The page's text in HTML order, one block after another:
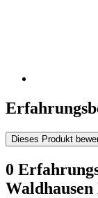
Dieses Produkt
0